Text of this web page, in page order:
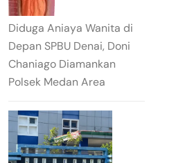
Diduga Aniaya Wanita di
Depan SPBU Denai, Doni
Chaniago Diamankan
Polsek Medan Area